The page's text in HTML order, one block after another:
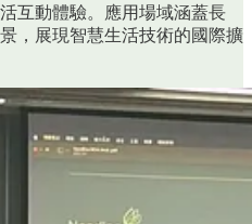
互動體驗。應用場域涵蓋長
，展現智慧生活技術的國際擴